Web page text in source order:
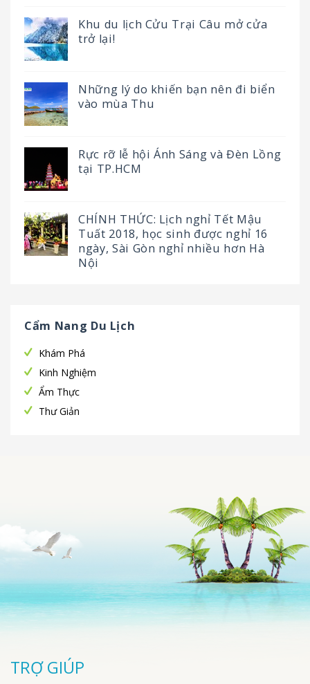
Khu du lịch Cửu Trại Câu mở cửa
trở lại!
Những lý do khiến bạn nên đi biển
vào mùa Thu
Rực rỡ lễ hội Ánh Sáng và Đèn Lồng
tại TP.HCM
CHÍNH THỨC: Lịch nghỉ Tết Mậu
Tuất 2018, học sinh được nghỉ 16
ngày, Sài Gòn nghỉ nhiều hơn Hà
Nội
Cẩm Nang Du Lịch
Khám Phá
Kinh Nghiệm
Ẩm Thực
Thư Giản
TRỢ GIÚP